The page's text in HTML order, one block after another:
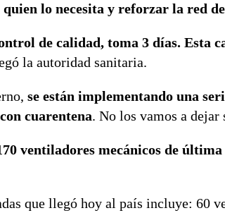
lo necesita y reforzar la red
de calidad, toma 3 días. Esta
la autoridad sanitaria.
se están implementando una
cuarentena. No los vamos a dejar
ventiladores mecánicos de
que llegó hoy al país incluye: 60